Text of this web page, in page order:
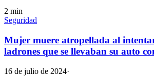
2 min
Seguridad
Mujer muere atropellada al
ladrones que se llevaban su auto
16 de julio de 2024·